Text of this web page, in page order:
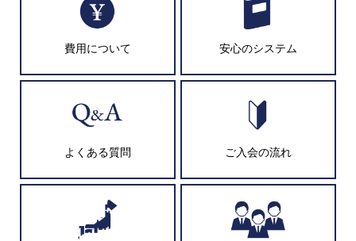
費用について 安心のシステム
よくある質問 ご入会の流れ